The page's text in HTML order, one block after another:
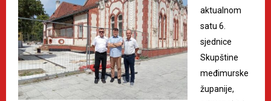
aktualnom
satu 6.
sjednice
Skupštine
međimurske
županije,